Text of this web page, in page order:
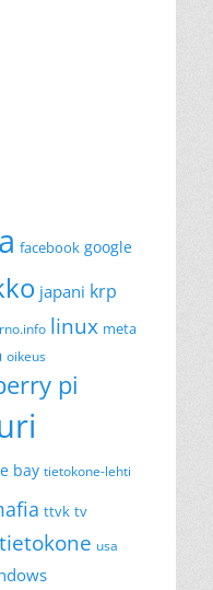
facebook google
japani krp
linux meta
oikeus
pi
bay tietokone-lehti
ttvk tv
usa